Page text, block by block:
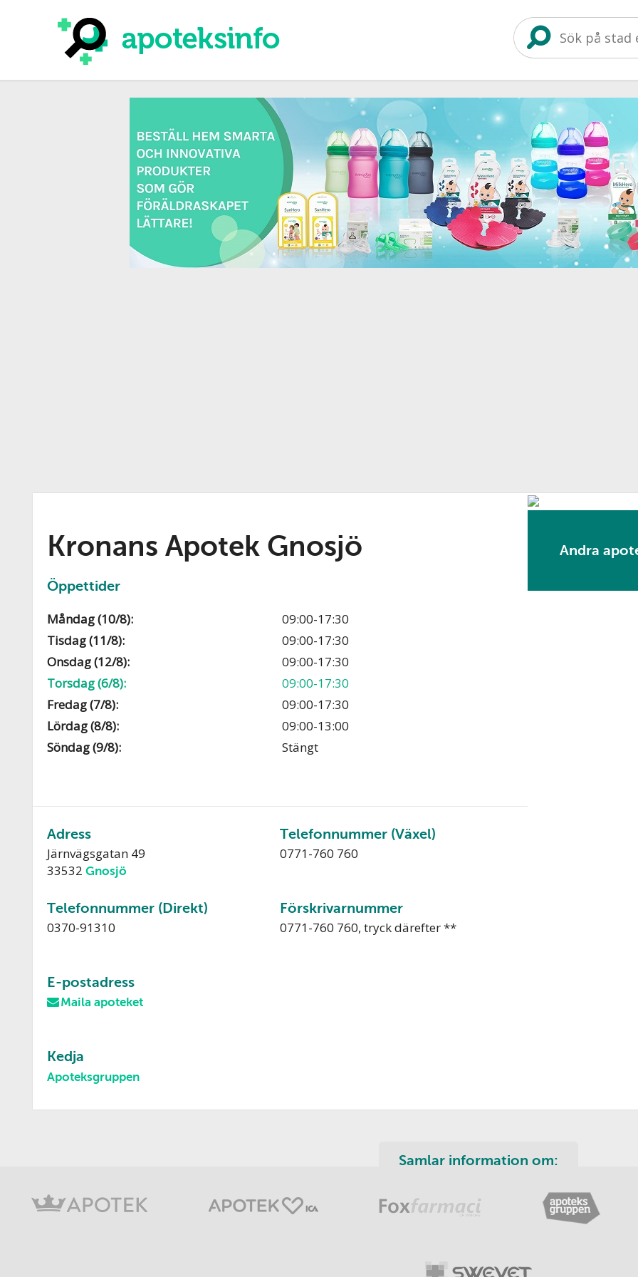
Kronans Apotek Gnosjö
Öppettider
Måndag (10/8):
09:00-17:30
Tisdag (11/8):
09:00-17:30
Onsdag (12/8):
09:00-17:30
Torsdag (6/8):
09:00-17:30
Fredag (7/8):
09:00-17:30
Lördag (8/8):
09:00-13:00
Söndag (9/8):
Stängt
Adress
Järnvägsgatan 49
33532Gnosjö
Telefonnummer (Växel)
0771-760 760
Telefonnummer (Direkt)
0370-91310
Förskrivarnummer
0771-760 760, tryck därefter **
E-postadress
Maila apoteket
Kedja
Apoteksgruppen
Andra
Samlar information om: